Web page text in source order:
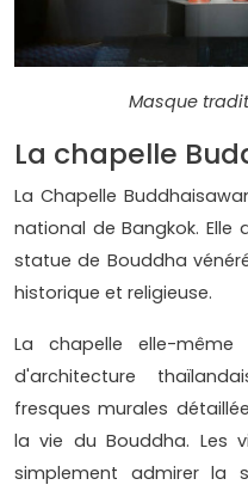
Masque
La chapelle
La Chapelle
national de Bangkok. Elle
statue de Bouddha
historique et religieuse.
La chapelle elle-
d'architecture
fresques murales
la vie du Bouddha. Les
simplement admirer la